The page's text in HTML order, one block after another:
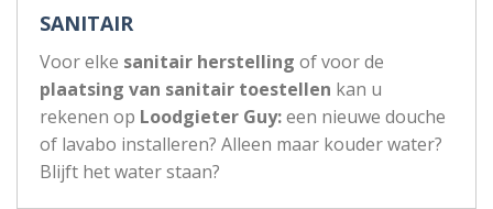
SANITAIR
Voor elke sanitair herstelling of voor de
plaatsing van sanitair toestellen kan u
rekenen op Loodgieter Guy:een nieuwe douche
of lavabo installeren? Alleen maar kouder water?
Blijft het water staan?